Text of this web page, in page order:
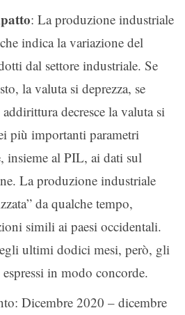
: La produzione industriale
indica la variazione del
dal settore industriale. Se
la valuta si deprezza, se
decresce la valuta si
più importanti parametri
insieme al PIL, ai dati sul
La produzione industriale
da qualche tempo,
simili ai paesi occidentali.
ultimi dodici mesi, però, gli
in modo concorde.
Dicembre 2020 – dicembre